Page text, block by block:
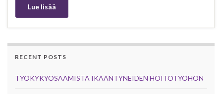
Lue lisää
RECENT POSTS
TYÖKYKYOSAAMISTA IKÄÄNTYNEIDEN HOITOTYÖHÖN